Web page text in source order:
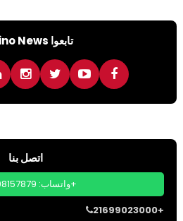
تابعوا Carino News
اتصل بنا
واتساب: 21698157879+
21699023000+